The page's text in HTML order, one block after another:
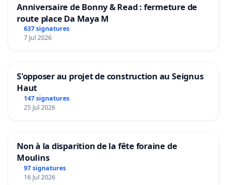
Anniversaire de Bonny & Read : fermeture de
route place Da Maya M
637 signatures
7 Jul 2026
S'opposer au projet de construction au Seignus
Haut
147 signatures
25 Jul 2026
Non à la disparition de la fête foraine de
Moulins
97 signatures
16 Jul 2026